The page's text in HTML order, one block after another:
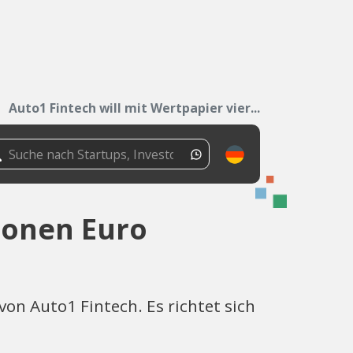
Auto1 Fintech will mit Wertpapier vier...
Euro
Auto1 Fintech. Es richtet sich